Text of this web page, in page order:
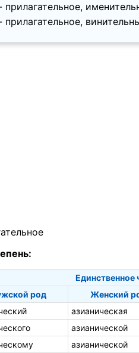
прилагательное,
прилагательное,
Единственное
род
Женский
азианическая
азианической
азианической